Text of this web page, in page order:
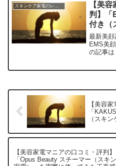
日々の
スキンケア家電のレビュー
【美
判】「
付き（
に使っ
最新美顔
EMS美
の記事は
【美容
「
（スキ
【美容家電マニアの口コミ・評判】
「Opus Beauty スチーマー（スキ